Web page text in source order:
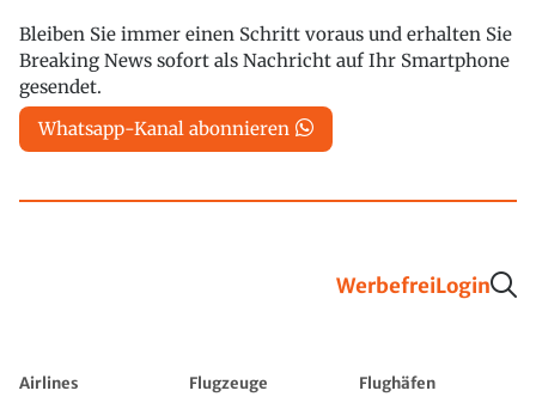
Bleiben Sie immer einen Schritt voraus und erhalten Sie
Breaking News sofort als Nachricht auf Ihr Smartphone
gesendet.
Whatsapp-Kanal abonnieren
WerbefreiLogin
Airlines Flugzeuge
Flughäfen